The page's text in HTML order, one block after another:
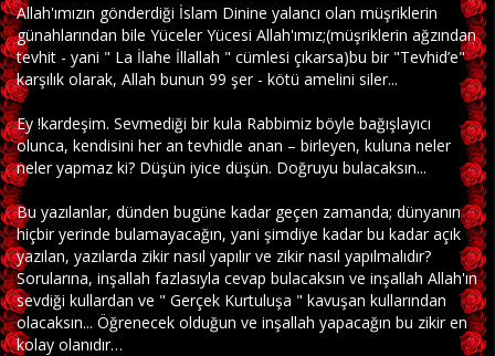
Allah'ımızın gönderdiği İslam Dinine yalancı olan müşriklerin
günahlarından bile Yüceler Yücesi Allah'ımız;(müşriklerin ağzından
tevhit - yani " La İlahe İllallah " cümlesi çıkarsa)bu bir "Tevhid’e"
karşılık olarak, Allah bunun 99 şer - kötü amelini siler...
Ey !kardeşim. Sevmediği bir kula Rabbimiz böyle bağışlayıcı
olunca, kendisini her an tevhidle anan – birleyen, kuluna neler
neler yapmaz ki? Düşün iyice düşün. Doğruyu bulacaksın...
Bu yazılanlar, dünden bugüne kadar geçen zamanda; dünyanın
hiçbir yerinde bulamayacağın, yani şimdiye kadar bu kadar açık
yazılan, yazılarda zikir nasıl yapılır ve zikir nasıl yapılmalıdır?
Sorularına, inşallah fazlasıyla cevap bulacaksın ve inşallah Allah'ın
sevdiği kullardan ve " Gerçek Kurtuluşa " kavuşan kullarından
olacaksın... Öğrenecek olduğun ve inşallah yapacağın bu zikir en
kolay olanıdır…